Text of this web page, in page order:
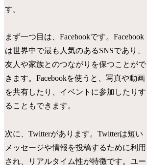
す。
まず一つ目は、Facebookです。Facebook
は世界中で最も人気のあるSNSであり、
友人や家族とのつながりを保つことがで
きます。Facebookを使うと、写真や動画
を共有したり、イベントに参加したりす
ることもできます。
次に、Twitterがあります。Twitterは短い
メッセージや情報を投稿するために利用
され、リアルタイム性が特徴です。ユー